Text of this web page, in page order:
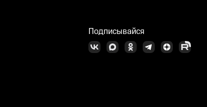
Подписывайся